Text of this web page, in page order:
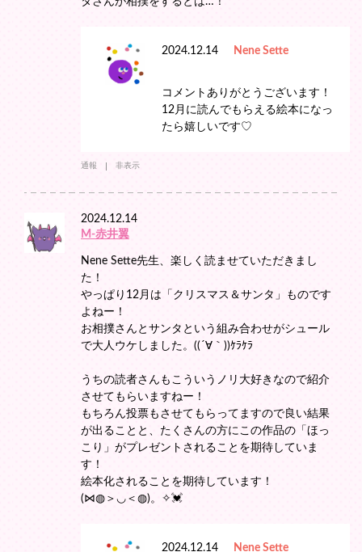
2024.12.14 Nene Sette
コメントありがとうございます！
12月に読んでもらえる絵本になっ
たら嬉しいです♡
通報 非表示
2024.12.14
M‐赤井翼
Nene Sette先生、楽しく読ませていただきまし
た！
やっぱり12月は「クリスマス＆サンタ」ものです
よねー！
お相撲さんとサンタという組み合わせがシュール
で大人ウケしました。((´∀｀))ｹﾗｹﾗ
うちの読者さんもこういうノリ大好きなので紹介
させてもらいますねー！
もちろん投票もさせてもらってますので良い結果
が出ることと、たくさんの方にこの作品の「ほっ
こり」がプレゼントされることを期待していま
す！
絵本化されることを期待しています！
(⋈◍＞◡＜◍)。✧💓
2024.12.14 Nene Sette